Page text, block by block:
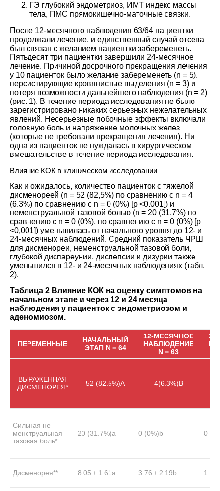
ГЭ глубокий эндометриоз, ИМТ индекс массы
тела, ПМС прямокишечно-маточные связки.
После 12-месячного наблюдения 63/64 пациентки
продолжали лечение, и единственный случай отсева
был связан с желанием пациентки забеременеть.
Пятьдесят три пациентки завершили 24-месячное
лечение. Причиной досрочного прекращения лечения
у 10 пациенток было желание забеременеть (n = 5),
персистирующие кровянистые выделения (n = 3) и
потеря возможности дальнейшего наблюдения (n = 2)
(рис. 1). В течение периода исследования не было
зарегистрировано никаких серьезных нежелательных
явлений. Несерьезные побочные эффекты включали
головную боль и напряжение молочных желез
(которые не требовали прекращения лечения). Ни
одна из пациенток не нуждалась в хирургическом
вмешательстве в течение периода исследования.
Влияние КОК в клиническом исследовании
Как и ожидалось, количество пациенток с тяжелой
дисменореей (n = 52 (82,5%) по сравнению с n = 4
(6,3%) по сравнению с n = 0 (0%) [p <0,001]) и
неменструальной тазовой болью (n = 20 (31,7%) по
сравнению с n = 0 (0%), по сравнению с n = 0 (0%) [p
<0,001]) уменьшилась от начального уровня до 12- и
24-месячных наблюдений. Средний показатель ЧРШ
для дисменореи, неменструальной тазовой боли,
глубокой диспареунии, диспепсии и дизурии также
уменьшился в 12- и 24-месячных наблюдениях (табл.
2).
Таблица 2 Влияние КОК на оценку симптомов на
начальном этапе и через 12 и 24 месяца
наблюдения у пациенток с эндометриозом и
аденомиозом.
ПЕРЕМЕННЫЕ
НАЧАЛЬНЫЙ
ЭТАП N = 64
12-МЕСЯЧНОЕ
НАБЛЮДЕНИЕ
N = 63
ВЫРАЖЕННАЯ
ДИСМЕНОРЕЯ*
52 (82.5%)A 4(6.3%)B
Сильная не
менструальная
тазовая боль*
20 (31.7%)a 0 (0%)b 0
Дисменорея** 8.05 ± 1.61a 3.76 ± 2.19b 1.51